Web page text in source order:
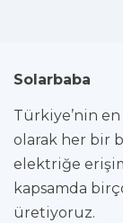
Solarbaba
Türkiye’nin
olarak her bir
elektriğe
kapsamda
üretiyoruz.